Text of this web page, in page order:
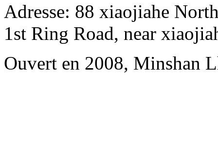
Adresse: 88 xiaojiahe
1st Ring Road, near
Ouvert en 2008, Minshan